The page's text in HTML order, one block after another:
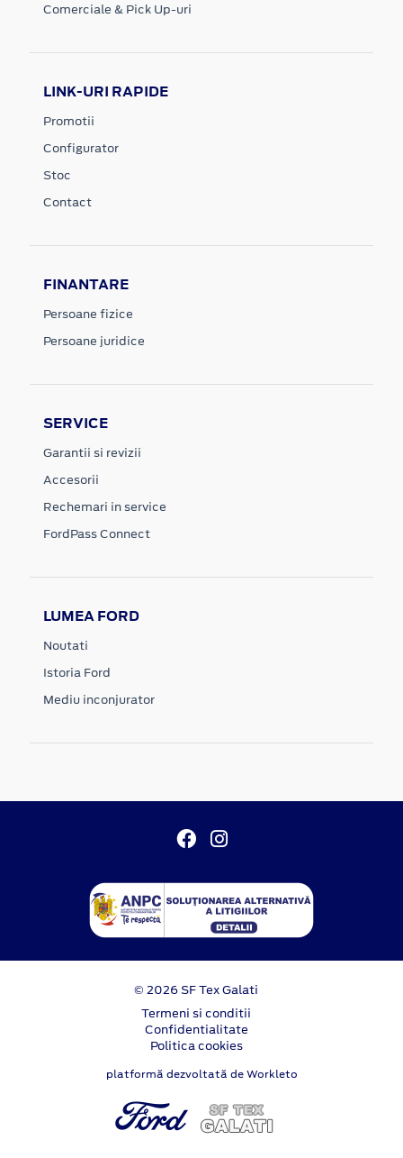
Comerciale & Pick Up-uri
LINK-URI RAPIDE
Promotii
Configurator
Stoc
Contact
FINANTARE
Persoane fizice
Persoane juridice
SERVICE
Garantii si revizii
Accesorii
Rechemari in service
FordPass Connect
LUMEA FORD
Noutati
Istoria Ford
Mediu inconjurator
© 2026 SF Tex Galati
Termeni si conditii
Confidentialitate
Politica cookies
platformă dezvoltată de Workleto